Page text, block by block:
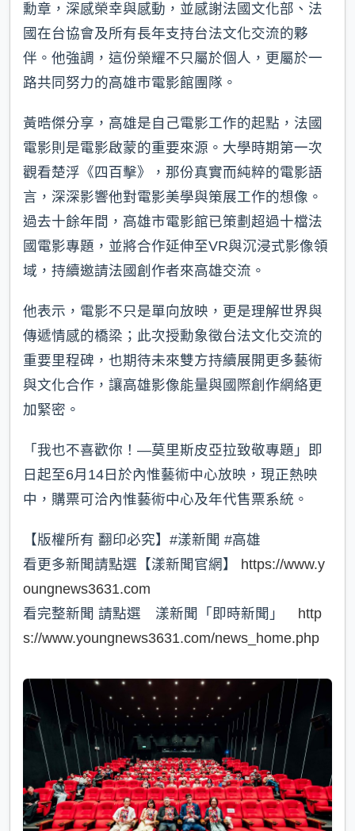
勳章，深感榮幸與感動，並感謝法國文化部、法
國在台協會及所有長年支持台法文化交流的夥
伴。他強調，這份榮耀不只屬於個人，更屬於一
路共同努力的高雄市電影館團隊。
黃晧傑分享，高雄是自己電影工作的起點，法國
電影則是電影啟蒙的重要來源。大學時期第一次
觀看楚浮《四百擊》，那份真實而純粹的電影語
言，深深影響他對電影美學與策展工作的想像。
過去十餘年間，高雄市電影館已策劃超過十檔法
國電影專題，並將合作延伸至VR與沉浸式影像領
域，持續邀請法國創作者來高雄交流。
他表示，電影不只是單向放映，更是理解世界與
傳遞情感的橋梁；此次授勳象徵台法文化交流的
重要里程碑，也期待未來雙方持續展開更多藝術
與文化合作，讓高雄影像能量與國際創作網絡更
加緊密。
「我也不喜歡你！—莫里斯皮亞拉致敬專題」即
日起至6月14日於內惟藝術中心放映，現正熱映
中，購票可洽內惟藝術中心及年代售票系統。
【版權所有 翻印必究】#漾新聞 #高雄
看更多新聞請點選【漾新聞官網】 https://www.y
oungnews3631.com
看完整新聞 請點選 漾新聞「即時新聞」 http
s://www.youngnews3631.com/news_home.php